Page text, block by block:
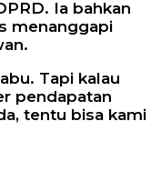
Ia bahkan
menanggapi
Tapi kalau
pendapatan
tentu bisa kami